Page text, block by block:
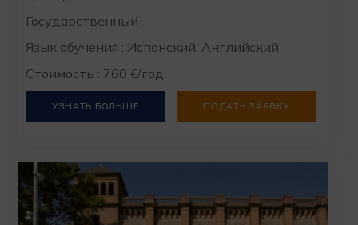
Государственный
Язык обучения : Испанский, Английский
Стоимость : 760 €/год
УЗНАТЬ БОЛЬШЕ ПОДАТЬ ЗАЯВКУ